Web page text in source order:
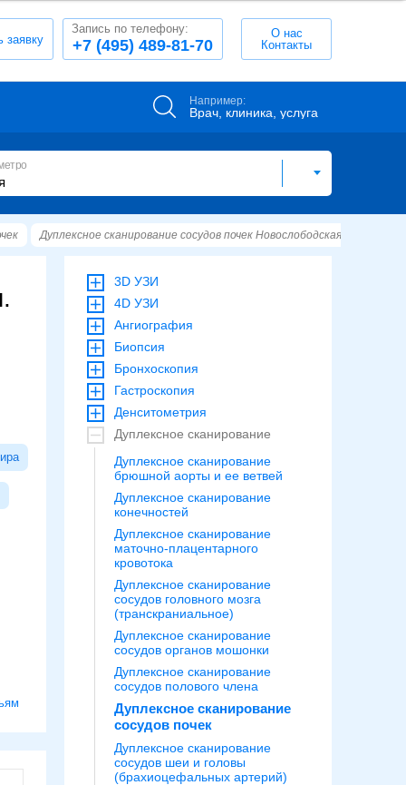
заявку +7 (495) 489-81-70
Запись по телефону:
О нас
Контакты
Например:
Врач, клиника, услуга
Дуплексное сканирование сосудов почек Новослободская
3D УЗИ
4D УЗИ
Ангиография
Биопсия
Бронхоскопия
Гастроскопия
Денситометрия
Дуплексное сканирование
Дуплексное сканирование
брюшной аорты и ее ветвей
Дуплексное сканирование
конечностей
Дуплексное сканирование
маточно-плацентарного
кровотока
Дуплексное сканирование
сосудов головного мозга
(транскраниальное)
Дуплексное сканирование
сосудов органов мошонки
Дуплексное сканирование
сосудов полового члена
Дуплексное сканирование
сосудов почек
Дуплексное сканирование
сосудов шеи и головы
(брахиоцефальных артерий)